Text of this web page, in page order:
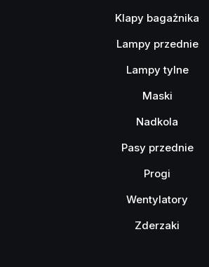
Klapy bagażnika
Lampy przednie
Lampy tylne
Maski
Nadkola
Pasy przednie
Progi
Wentylatory
Zderzaki